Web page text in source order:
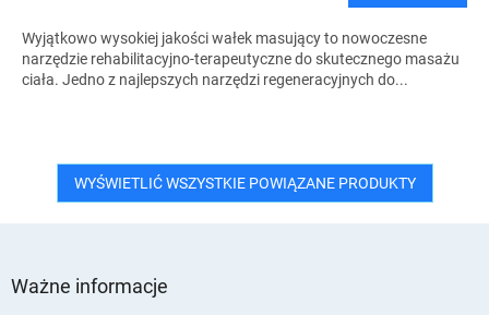
Wyjątkowo wysokiej jakości wałek masujący to nowoczesne
narzędzie rehabilitacyjno-terapeutyczne do skutecznego masażu
ciała. Jedno z najlepszych narzędzi regeneracyjnych do...
WYŚWIETLIĆ WSZYSTKIE POWIĄZANE PRODUKTY
Ważne informacje